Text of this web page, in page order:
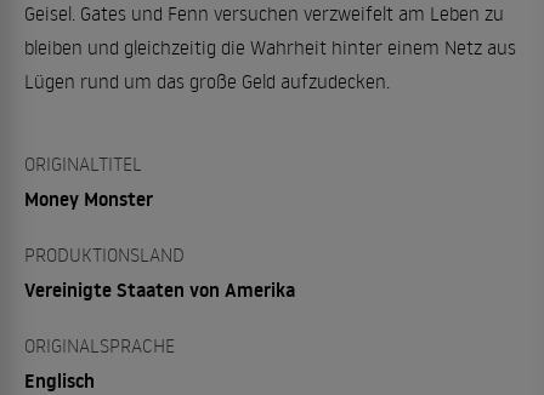
Geisel. Gates und Fenn versuchen verzweifelt am Leben zu
bleiben und gleichzeitig die Wahrheit hinter einem Netz aus
Lügen rund um das große Geld aufzudecken.
ORIGINALTITEL
Money Monster
PRODUKTIONSLAND
Vereinigte Staaten von Amerika
ORIGINALSPRACHE
Englisch